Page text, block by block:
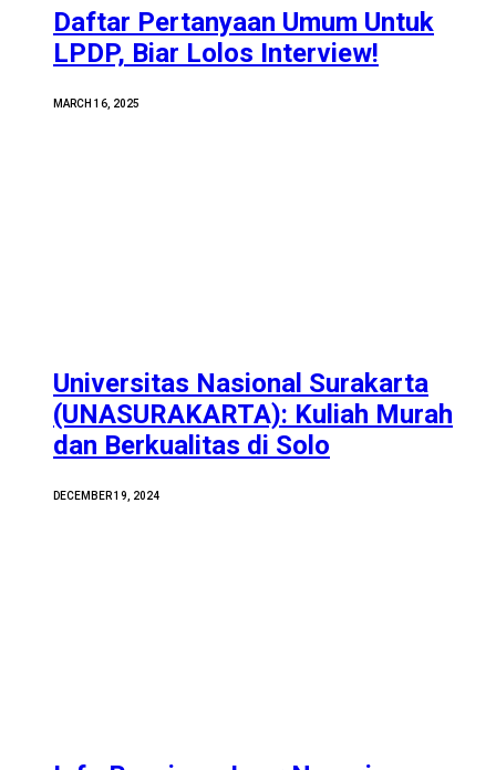
Daftar Pertanyaan Umum Untuk
LPDP, Biar Lolos Interview!
MARCH 16, 2025
Universitas Nasional Surakarta
(UNASURAKARTA): Kuliah Murah
dan Berkualitas di Solo
DECEMBER 19, 2024